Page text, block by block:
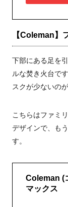
【Coleman】
下部にある足を
ルな焚き火台で
スクが少ないの
こちらはファミ
デザインで、も
す。
Coleman (
マックス